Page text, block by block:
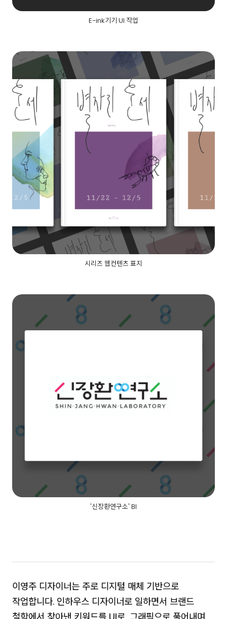
E-ink기기 UI 작업
시리즈 웹컨텐츠 표지
'신장환연구소' BI
이영주 디자이너는 주로 디지털 매체 기반으로
작업합니다. 인하우스 디자이너로 일하면서 브랜드